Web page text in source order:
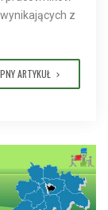
z
ARTYKUŁ